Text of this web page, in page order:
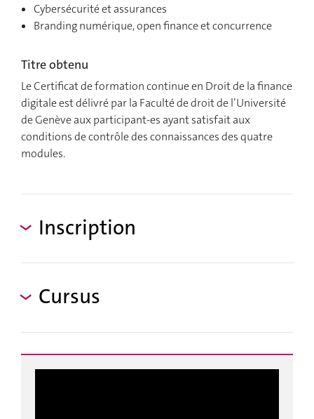
Cybersécurité et assurances
Branding numérique, open finance et concurrence
Titre obtenu
Le Certificat de formation continue en Droit de la finance
digitale est délivré par la Faculté de droit de l’Université
de Genève aux participant-es ayant satisfait aux
conditions de contrôle des connaissances des quatre
modules.
Inscription
Cursus